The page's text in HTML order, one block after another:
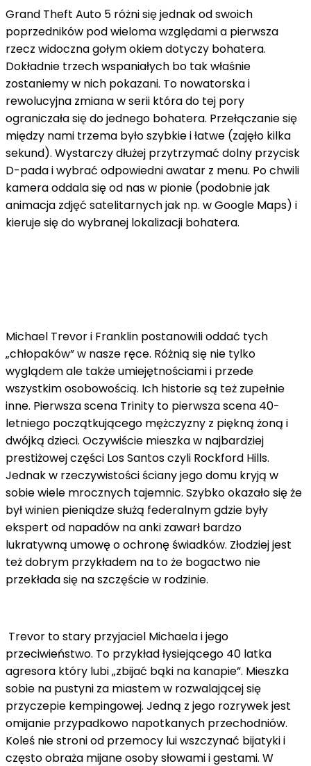
Grand Theft Auto 5 różni się jednak od swoich
poprzedników pod wieloma względami a pierwsza
rzecz widoczna gołym okiem dotyczy bohatera.
Dokładnie trzech wspaniałych bo tak właśnie
zostaniemy w nich pokazani. To nowatorska i
rewolucyjna zmiana w serii która do tej pory
ograniczała się do jednego bohatera. Przełączanie się
między nami trzema było szybkie i łatwe (zajęło kilka
sekund). Wystarczy dłużej przytrzymać dolny przycisk
D-pada i wybrać odpowiedni awatar z menu. Po chwili
kamera oddala się od nas w pionie (podobnie jak
animacja zdjęć satelitarnych jak np. w Google Maps) i
kieruje się do wybranej lokalizacji bohatera.
Michael Trevor i Franklin postanowili oddać tych
„chłopaków” w nasze ręce. Różnią się nie tylko
wyglądem ale także umiejętnościami i przede
wszystkim osobowością. Ich historie są też zupełnie
inne. Pierwsza scena Trinity to pierwsza scena 40-
letniego początkującego mężczyzny z piękną żoną i
dwójką dzieci. Oczywiście mieszka w najbardziej
prestiżowej części Los Santos czyli Rockford Hills.
Jednak w rzeczywistości ściany jego domu kryją w
sobie wiele mrocznych tajemnic. Szybko okazało się że
był winien pieniądze służą federalnym gdzie były
ekspert od napadów na anki zawarł bardzo
lukratywną umowę o ochronę świadków. Złodziej jest
też dobrym przykładem na to że bogactwo nie
przekłada się na szczęście w rodzinie.
Trevor to stary przyjaciel Michaela i jego
przeciwieństwo. To przykład łysiejącego 40 latka
agresora który lubi „zbijać bąki na kanapie”. Mieszka
sobie na pustyni za miastem w rozwalającej się
przyczepie kempingowej. Jedną z jego rozrywek jest
omijanie przypadkowo napotkanych przechodniów.
Koleś nie stroni od przemocy lui wszczynać bijatyki i
często obraża mijane osoby słowami i gestami. W